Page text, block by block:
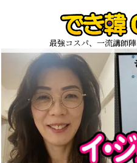
コ
テ
ツ
へ
ス
最強コスパ、一流講師